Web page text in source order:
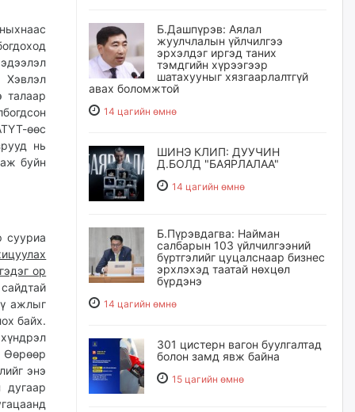
талаар
өөс
нь
буйн
сууриа
ор
ажлыг
байх.
Өөрөөр
энэ
Б.Дашпүрэв: Аялал
жуулчлалын үйлчилгээ
эрхэлдэг иргэд таних
тэмдгийн хүрээгээр
шатахууныг хязгаарлалтгүй
авах боломжтой
14 цагийн өмнө
ШИНЭ КЛИП: ДУУЧИН
Д.БОЛД "БАЯРЛАЛАА"
14 цагийн өмнө
Б.Пүрэвдагва: Найман
салбарын 103 үйлчилгээний
бүртгэлийг цуцалснаар бизнес
эрхлэхэд таатай нөхцөл
бүрдэнэ
14 цагийн өмнө
301 цистерн вагон буулгалтад
болон замд явж байна
15 цагийн өмнө